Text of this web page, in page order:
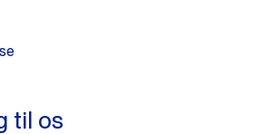
til os